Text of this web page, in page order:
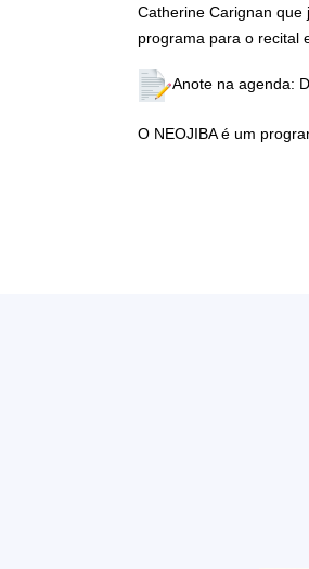
Catherine Carignan que
programa para o recital
Anote na agenda:
O NEOJIBA é um